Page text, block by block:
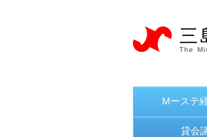
三
The
Mーステ
貸会